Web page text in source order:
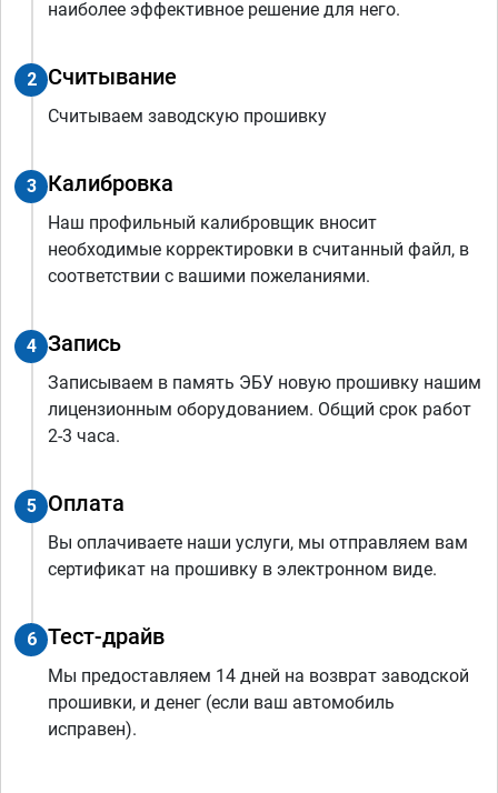
наиболее эффективное решение для него.
2 Считывание
Считываем заводскую прошивку
3 Калибровка
Наш профильный калибровщик вносит
необходимые корректировки в считанный файл, в
соответствии с вашими пожеланиями.
4 Запись
Записываем в память ЭБУ новую прошивку нашим
лицензионным оборудованием. Общий срок работ
2-3 часа.
5 Оплата
Вы оплачиваете наши услуги, мы отправляем вам
сертификат на прошивку в электронном виде.
6 Тест-драйв
Мы предоставляем 14 дней на возврат заводской
прошивки, и денег (если ваш автомобиль
исправен).